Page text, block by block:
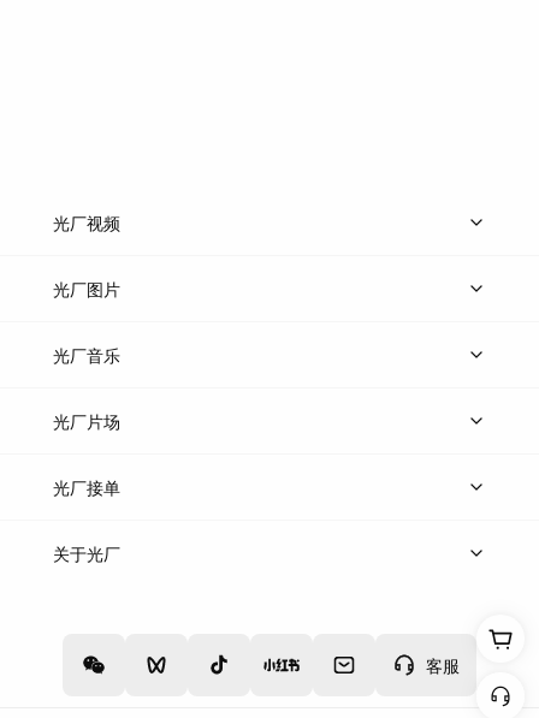
客服
光厂视频
上传视频
光厂图片
上传图片
光厂音乐
热门音乐
光厂片场
上传案例
光厂接单
上架服务
关于光厂